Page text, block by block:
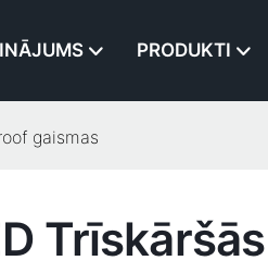
PRODUKTI
gaismas